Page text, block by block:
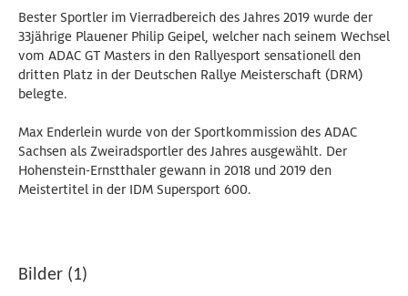
Bester Sportler im Vierradbereich des Jahres 2019 wurde der
33jährige Plauener Philip Geipel, welcher nach seinem Wechsel
vom ADAC GT Masters in den Rallyesport sensationell den
dritten Platz in der Deutschen Rallye Meisterschaft (DRM)
belegte.
Max Enderlein wurde von der Sportkommission des ADAC
Sachsen als Zweiradsportler des Jahres ausgewählt. Der
Hohenstein-Ernstthaler gewann in 2018 und 2019 den
Meistertitel in der IDM Supersport 600.
Bilder (1)